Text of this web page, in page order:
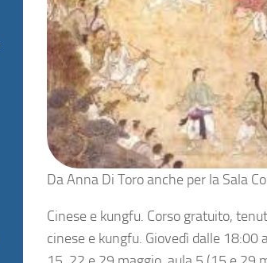
Da Anna Di Toro anche per la Sala
Cinese e kungfu. Corso gratuito,
cinese e kungfu. Giovedì dalle 18:00